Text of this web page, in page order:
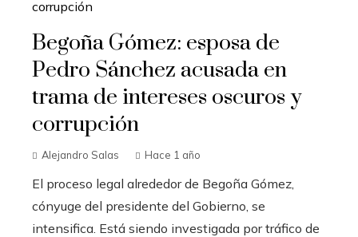
Begoña Gómez: esposa de
Pedro Sánchez acusada en
trama de intereses oscuros y
corrupción
Alejandro Salas Hace 1 año
El proceso legal alrededor de Begoña Gómez,
cónyuge del presidente del Gobierno, se
intensifica. Está siendo investigada por tráfico de